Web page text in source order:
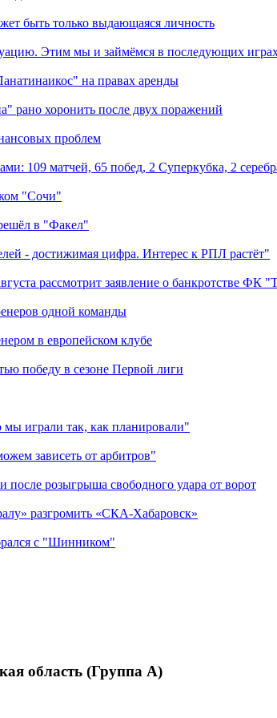
быть только выдающаяся личность
Этим мы и займёмся в последующих
на правах аренды
рано хоронить после двух поражений
проблем
109 матчей, 65 побед, 2 Суперкубка, 2
"Сочи"
в "Факел"
- достижимая цифра. Интерес к РПЛ растёт"
рассмотрит заявление о банкротстве ФК
одной команды
в европейском клубе
победу в сезоне Первой лиги
играли так, как планировали"
зависеть от арбитров"
после розыгрыша свободного удара от ворот
разгромить «СКА-Хабаровск»
с "Шинником"
область (Группа А)